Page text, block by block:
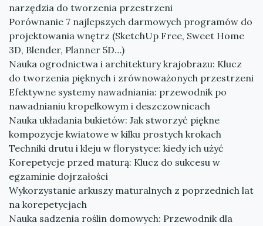
narzędzia do tworzenia przestrzeni
Porównanie 7 najlepszych darmowych programów do
projektowania wnętrz (SketchUp Free, Sweet Home
3D, Blender, Planner 5D…)
Nauka ogrodnictwa i architektury krajobrazu: Klucz
do tworzenia pięknych i zrównoważonych przestrzeni
Efektywne systemy nawadniania: przewodnik po
nawadnianiu kropelkowym i deszczownicach
Nauka układania bukietów: Jak stworzyć piękne
kompozycje kwiatowe w kilku prostych krokach
Techniki drutu i kleju w florystyce: kiedy ich użyć
Korepetycje przed maturą: Klucz do sukcesu w
egzaminie dojrzałości
Wykorzystanie arkuszy maturalnych z poprzednich lat
na korepetycjach
Nauka sadzenia roślin domowych: Przewodnik dla